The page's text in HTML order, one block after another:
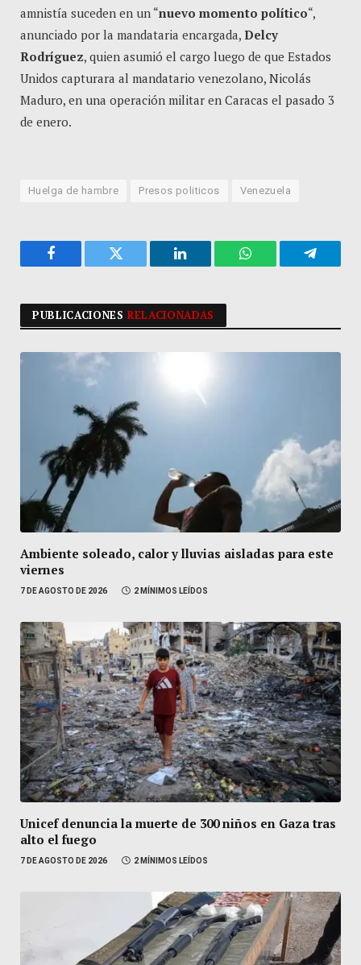
amnistía suceden en un “nuevo momento político“,
anunciado por la mandataria encargada, Delcy
Rodríguez, quien asumió el cargo luego de que Estados
Unidos capturara al mandatario venezolano, Nicolás
Maduro, en una operación militar en Caracas el pasado 3
de enero.
Huelga de hambre Presos politicos Venezuela
Facebook Twitter LinkedIn WhatsApp
PUBLICACIONESRELACIONADAS
Ambiente soleado, calor y lluvias aisladas para este
viernes
7 DE AGOSTO DE 2026 2 MÍNIMOS LEÍDOS
Unicef denuncia la muerte de 300 niños en Gaza tras
alto el fuego
7 DE AGOSTO DE 2026 2 MÍNIMOS LEÍDOS